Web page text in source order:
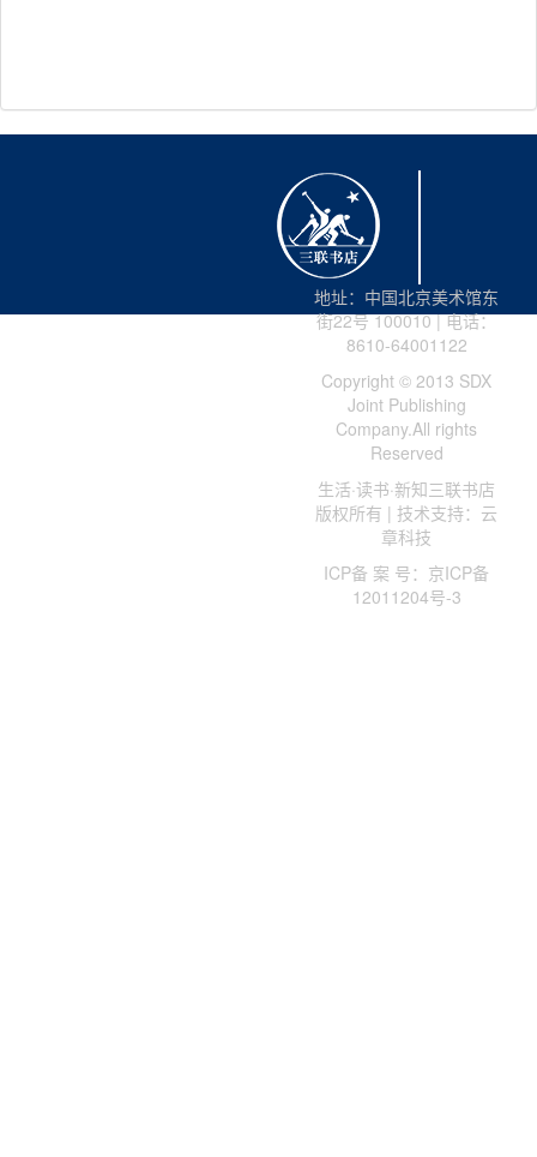
地址：中国北京美术馆东
街22号 100010 | 电话：
8610-64001122
Copyright © 2013 SDX
Joint Publishing
Company.All rights
Reserved
生活·读书·新知三联书店
版权所有 | 技术支持：云
章科技
ICP备 案 号：京ICP备
12011204号-3